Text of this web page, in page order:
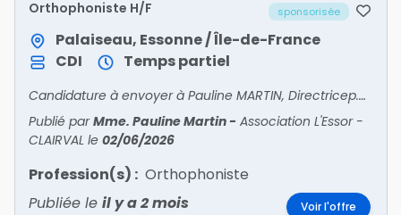
Orthophoniste H/F sponsorisée
Palaiseau, Essonne / Île-de-France
CDI
Temps partiel
Candidature à envoyer à Pauline MARTIN, Directricep.martin@lessor.asso.fr
Publié parMme. Pauline Martin- Association L'Essor -
CLAIRVAL le 02/06/2026
Profession(s) : Orthophoniste
Publiée le il y a 2 mois Voir l'offre